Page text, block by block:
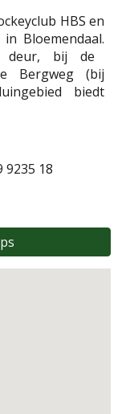
HBS en
Bloemendaal.
deur, bij de
Bergweg (bij
biedt
9235 18